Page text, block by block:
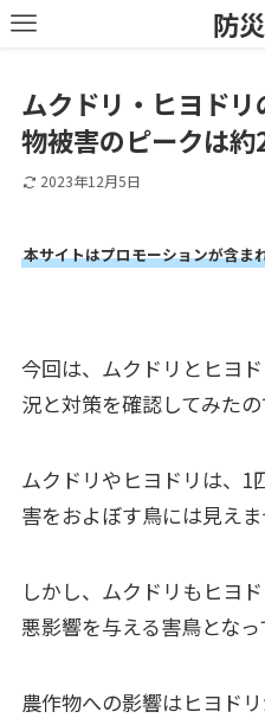
防
ムクドリ・ヒヨド
物被害のピークは約
2023年12月5日
本サイトはプロモーションが含ま
今回は、ムクドリとヒヨ
況と対策を確認してみたの
ムクドリやヒヨドリは、1
害をおよぼす鳥には見えま
しかし、ムクドリもヒヨ
悪影響を与える害鳥となっ
農作物への影響はヒヨド